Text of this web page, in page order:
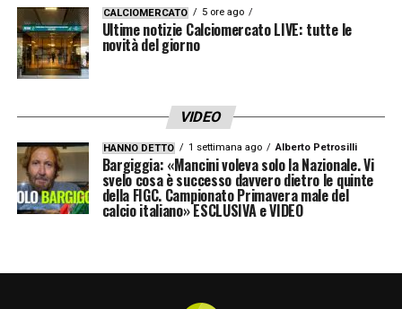
CALCIOMERCATO 5 ore ago
Ultime notizie Calciomercato LIVE: tutte le
novità del giorno
VIDEO
HANNO DETTO 1 settimana ago Alberto Petrosilli
Bargiggia: «Mancini voleva solo la Nazionale. Vi
svelo cosa è successo davvero dietro le quinte
della FIGC. Campionato Primavera male del
calcio italiano» ESCLUSIVA e VIDEO